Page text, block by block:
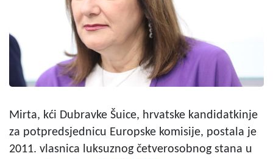
Mirta, kći Dubravke Šuice, hrvatske kandidatkinje
za potpredsjednicu Europske komisije, postala je
2011. vlasnica luksuznog četverosobnog stana u